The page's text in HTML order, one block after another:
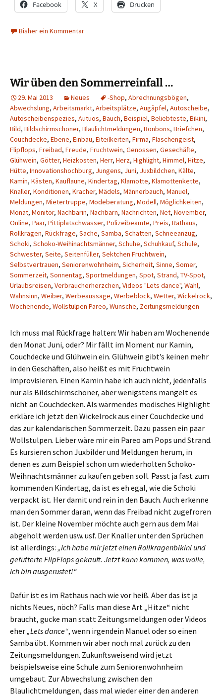
Facebook X Drucken
Bisher ein Kommentar
Wir üben den Sommerreinfall …
29. Mai 2013 Neues -Shop, Abrechnungsbögen,
Abwechslung, Arbeitsmarkt, Arbeitsplätze, Augäpfel, Autoscheibe,
Autoscheibenspezies, Autuos, Bauch, Beispiel, Beliebteste, Bikini,
Bild, Bildschirmschoner, Blaulichtmeldungen, Bonbons, Briefchen,
Couchdecke, Ebene, Einbau, Eiteilkeiten, Firma, Flaschengeist,
Flipflops, Freibad, Freude, Fruchtwein, Genossen, Gesechäfte,
Glühwein, Götter, Heizkosten, Herr, Herz, Highlight, Himmel, Hitze,
Hütte, Innovationshochburg, Jungens, Juni, Juxbildchen, Kälte,
Kamin, Kästen, Kauflaune, Kindertag, Klamotte, Klamottenkette,
Knaller, Konditionen, Kracher, Mädels, Männerbauch, Manuel,
Meldungen, Mietertruppe, Modeberatung, Modell, Möglichkeiten,
Monat, Monitor, Nachbarin, Nachbarn, Nachrichten, Net, November,
Online, Paar, Pittiplatschwasser, Polizeibeamte, Preis, Rathaus,
Rollkragen, Rückfrage, Sache, Samba, Schatten, Schneeanzug,
Schoki, Schoko-Weihinachtsmänner, Schuhe, Schuhkauf, Schule,
Schwester, Seite, Seitenfüller, Sektchen Fruchtwein,
Selbstvertrauen, Seniorenwohnheim, Sicherheit, Sinne, Somer,
Sommerzeit, Sonnentag, Sportmeldungen, Spot, Strand, TV-Spot,
Urlaubsreisen, Verbraucherherzchen, Videos "Lets dance", Wahl,
Wahnsinn, Weiber, Werbeaussage, Werbeblock, Wetter, Wickelrock,
Wochenende, Wollstulpen Pareo, Wünsche, Zeitungsmeldungen
Ich muss mal Rückfrage halten: Wir haben am Wochenende
den Monat Juni, oder? Mir fällt im Moment nur Kamin,
Couchdecke und Glühwein ein. Glühwein gibt’s keinen mehr
in den Geschäften, also heißt es mit Fruchtwein
improvisieren. Einen Kamin habe ich auch nicht, jedenfalls
nur als Bildschirmschoner, aber wenigstens mangelt es
nicht an Couchdecken. Als wärmendes modisches Highlight
erkläre ich jetzt den Wickelrock aus einer Couchdecke und
das zur kalendarischen Sommerzeit. Dazu passen ein paar
Wollstulpen. Lieber wäre mir ein Pareo am Pops und Strand.
Es kursieren schon Juxbilder und Meldungen herum, in
denen es zum Beispiel schon um wiederholten Schoko-
Weihnachtsmänner zu kaufen geben soll. Passt ja fast zum
kommenden Kindertag, da ist es eh egal, wie die Schoki
verpackt ist. Her damit und rein in den Bauch. Auch erkenne
man den Sommer daran, wenn das Freibad nicht zugefroren
ist. Der kleine November möchte auch gern aus dem Mai
abgeholt werden usw. usf. Der Knaller unter den Sprüchen
ist allerdings: „Ich habe mir jetzt einen Rollkragenbikini und
gefütterte FlipFlops gekauft. Jetzt kann kommen, was wolle,
ich bin ausgerüstet!“
Dafür ist es im Rathaus nach wie vor heiß. Aber das ist ja
nichts Neues, nöch? Falls man diese Art „Hitze“ nicht
braucht, gucke man statt Zeitungsmeldungen oder Videos
eher„Lets dance“, wenn irgendein Manuel oder so einen
Samba übt. Kommen wir aber noch mal zurück zu den
Zeitungsmeldungen. Zukunftsweisend wird jetzt
beispielsweise eine Schule zum Seniorenwohnheim
umgebaut. Zur Abwechslung zwischen den
Blaulichtmeldungen, dass mal wieder einer den anderen